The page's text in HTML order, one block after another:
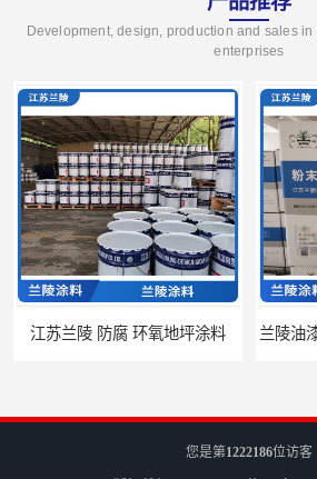
Development, design, production and sales
enterprises
江苏兰陵 防腐 环氧地坪涂料
您是第1222186位访客